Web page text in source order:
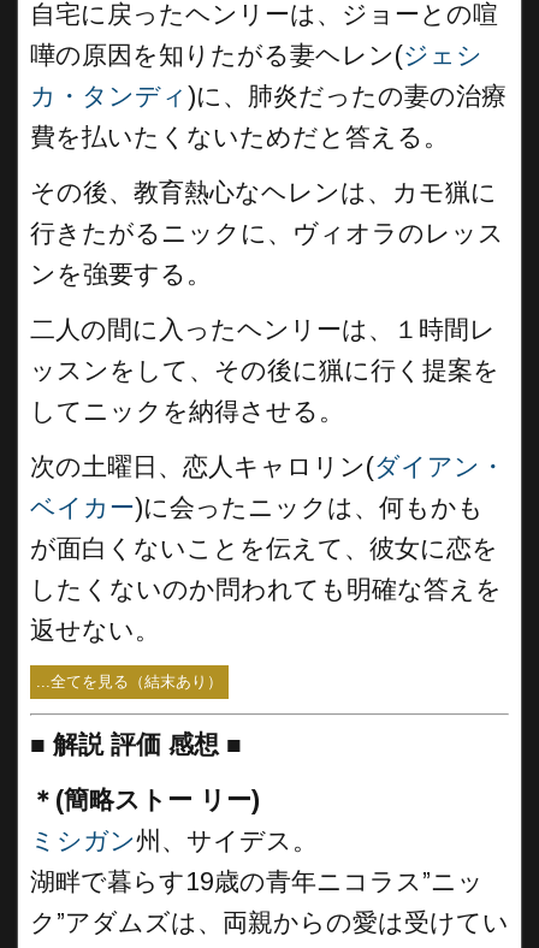
自宅に戻ったヘンリーは、ジョーとの喧
嘩の原因を知りたがる妻ヘレン(ジェシ
カ・タンディ )に、肺炎だったの妻の治療
費を払いたくないためだと答える。
その後、教育熱心なヘレンは、カモ猟に
行きたがるニックに、ヴィオラのレッス
ンを強要する。
二人の間に入ったヘンリーは、１時間レ
ッスンをして、その後に猟に行く提案を
してニックを納得させる。
次の土曜日、恋人キャロリン(ダイアン・
ベイカー)に会ったニックは、何もかも
が面白くないことを伝えて、彼女に恋を
したくないのか問われても明確な答えを
返せない。
...全てを見る（結末あり）
■ 解説 評価 感想 ■
＊(簡略ストー リー)
ミシガン州、サイデス。
湖畔で暮らす19歳の青年ニコラス”ニッ
ク”アダムズは、両親からの愛は受けてい